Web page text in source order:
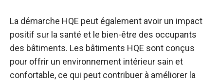
La démarche HQE peut également avoir un impact
positif sur la santé et le bien-être des occupants
des bâtiments. Les bâtiments HQE sont conçus
pour offrir un environnement intérieur sain et
confortable, ce qui peut contribuer à améliorer la